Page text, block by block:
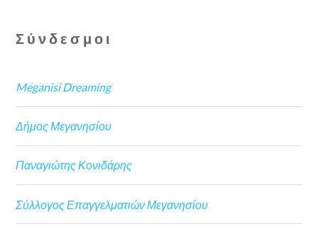
Σύνδεσμοι
Meganisi Dreaming
Δήμος Μεγανησίου
Παναγιώτης Κονιδάρης
Σύλλογος Επαγγελματιών Μεγανησίου